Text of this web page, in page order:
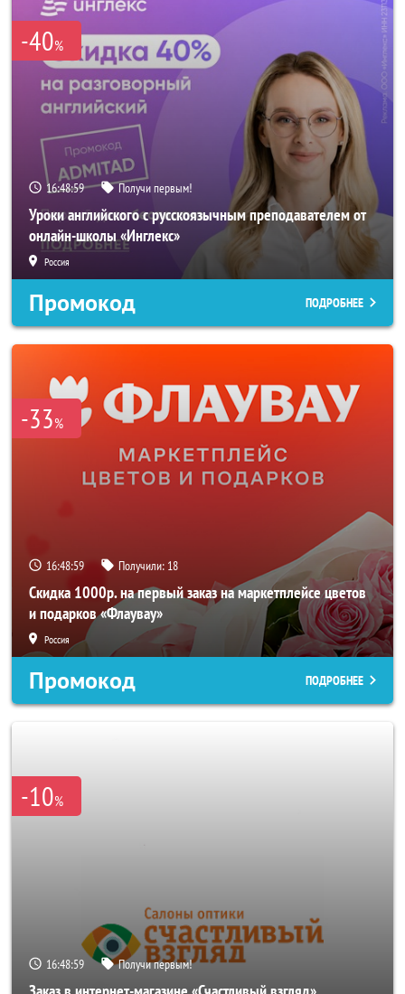
-40%
16:48:57 Получи первым!
Уроки английского с русскоязычным преподавателем от
онлайн-школы «Инглекс»
Россия
Промокод ПОДРОБНЕЕ
-33%
16:48:57 Получили: 18
Скидка 1000р. на первый заказ на маркетплейсе цветов
и подарков «Флаувау»
Россия
Промокод ПОДРОБНЕЕ
-10%
16:48:57 Получи первым!